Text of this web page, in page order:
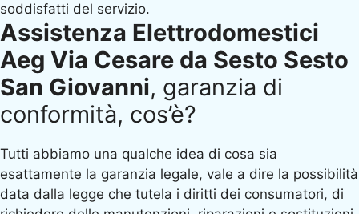
soddisfatti del servizio.
Assistenza Elettrodomestici
Aeg Via Cesare da Sesto Sesto
San Giovanni, garanzia di
conformità, cos’è?
Tutti abbiamo una qualche idea di cosa sia
esattamente la garanzia legale, vale a dire la possibilità
data dalla legge che tutela i diritti dei consumatori, di